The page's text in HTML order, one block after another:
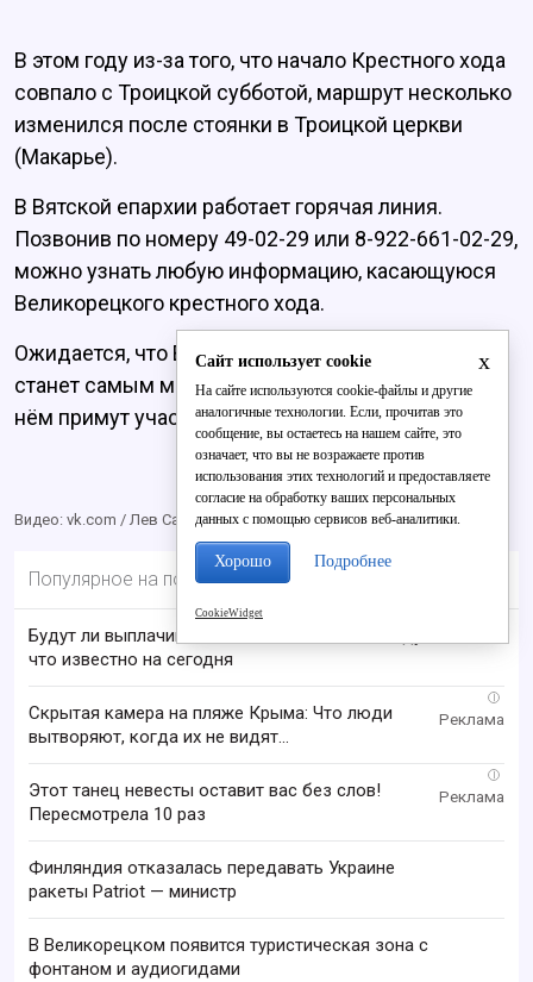
В этом году из-за того, что начало Крестного хода
совпало с Троицкой субботой, маршрут несколько
изменился после стоянки в Троицкой церкви
(Макарье).
В Вятской епархии работает горячая линия.
Позвонив по номеру 49-02-29 или 8-922-661-02-29,
можно узнать любую информацию, касающуюся
Великорецкого крестного хода.
Ожидается, что Великорецкий крестный ход
станет самым масштабным за последние годы: в
нём примут участие около 130 тыс. человек.
Видео: vk.com / Лев Саламатов
Популярное на портале
Будут ли выплачивать 13-ю пенсию в 2026 году:
что известно на сегодня
i
Скрытая камера на пляже Крыма: Что люди
вытворяют, когда их не видят...
i
Этот танец невесты оставит вас без слов!
Пересмотрела 10 раз
Финляндия отказалась передавать Украине
ракеты Patriot — министр
В Великорецком появится туристическая зона с
фонтаном и аудиогидами
x
Сайт использует cookie
На сайте используются cookie-файлы и другие
аналогичные технологии. Если, прочитав это
сообщение, вы остаетесь на нашем сайте, это
означает, что вы не возражаете против
использования этих технологий и предоставляете
согласие на обработку ваших персональных
данных с помощью сервисов веб-аналитики.
Хорошо Подробнее
CookieWidget